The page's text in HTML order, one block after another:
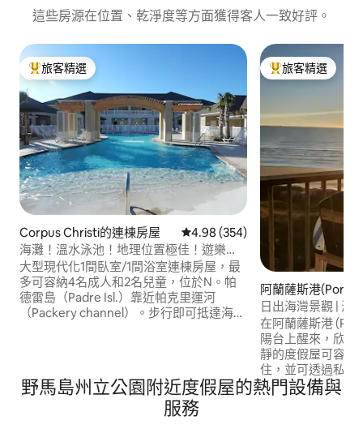
這些房源在位置、乾淨度等方面獲得客人一致好評。
旅客精選榜首
旅客精選
Corpus Christi的連棟房屋 從 354 則評價中獲得 4.98 的平均
4.98 (354)
海灘！溫水泳池！地理位置極佳！遊樂
場！
大型現代化1間臥室/1間浴室連棟房屋，最
多可容納4名成人和2名兒童，位於N。帕
德雷島（Padre Isl.）靠近帕克里運河
（Packery channel）。步行即可抵達海
碟、鍋和平底鍋、咖啡機、攪拌機、水
壺、烤麵包機、微波爐、洗碗機、爐具、
陶罐。臥室有一張加大雙人床。大廳內有
雙層床。有一張全尺寸的沙發床。免鑰匙
旅客精選榜首
旅客精選
阿蘭薩斯港(Port
公寓
日出海灣景觀 | 海
在阿蘭薩斯港
陽台上醒來，欣賞
靜的度假屋可容納
住，並可透過私人
灘。 體驗： 放鬆身心：溫水泳池、按摩浴
池和海風。 探索：游泳、拾貝殼和悠閒的
野馬島州立公園附近度假屋的熱門設備與
服務